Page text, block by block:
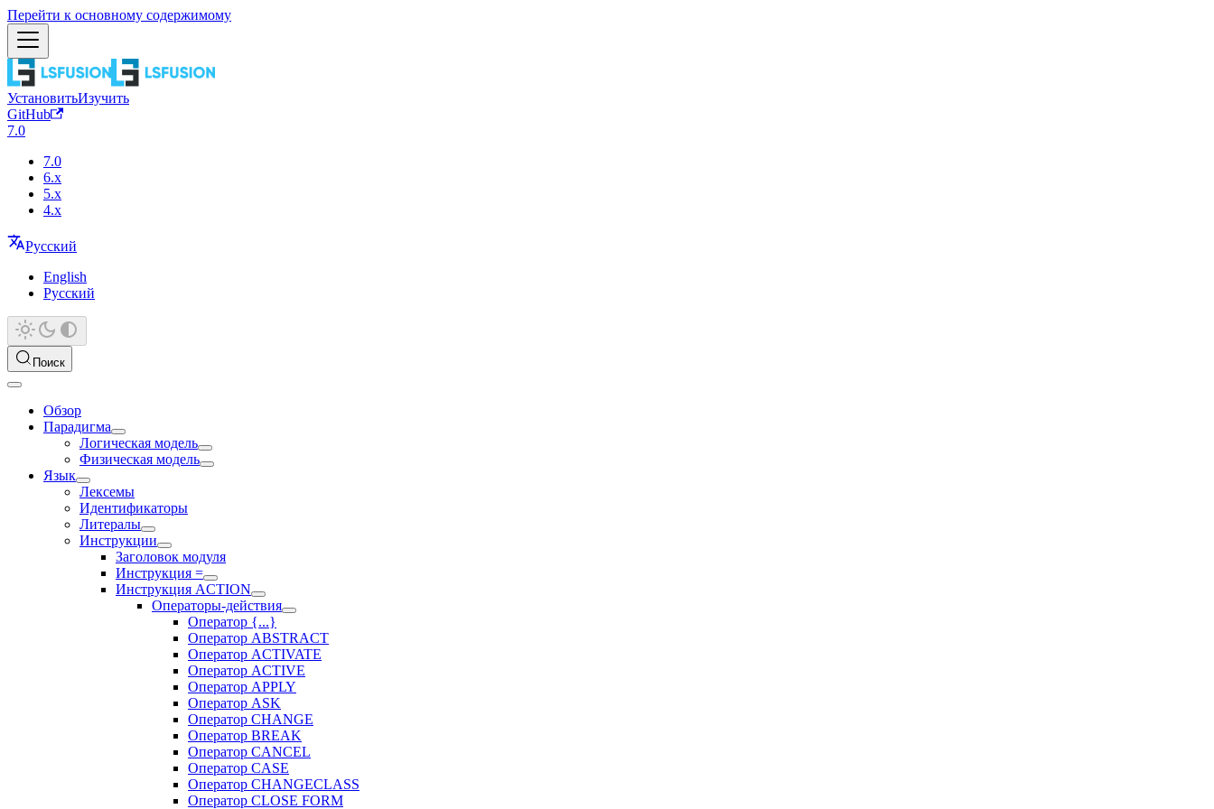
Перейти к основному содержимому
УстановитьИзучить
GitHub
7.0
7.0
6.x
5.x
4.x
Русский
English
Русский
Поиск
Обзор
Парадигма
Логическая модель
Физическая модель
Язык
Лексемы
Идентификаторы
Литералы
Инструкции
Заголовок модуля
Инструкция =
Инструкция ACTION
Операторы-действия
Оператор {...}
Оператор ABSTRACT
Оператор ACTIVATE
Оператор ACTIVE
Оператор APPLY
Оператор ASK
Оператор CHANGE
Оператор BREAK
Оператор CANCEL
Оператор CASE
Оператор CHANGECLASS
Оператор CLOSE FORM